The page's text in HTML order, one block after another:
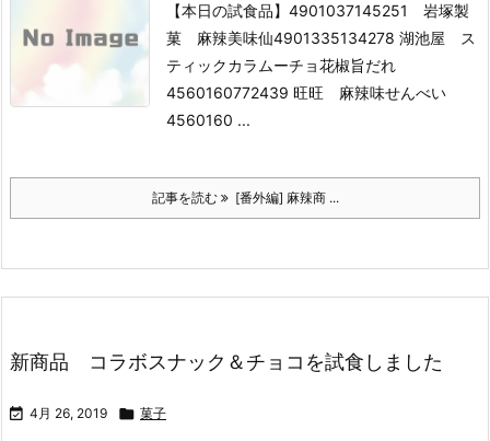
【本日の試食品】 4901037145251 岩塚製
菓 麻辣美味仙4901335134278 湖池屋 ス
ティックカラムーチョ花椒旨だれ
4560160772439 旺旺 麻辣味せんべい
4560160 ...
記事を読む [番外編] 麻辣商 ...
新商品 コラボスナック＆チョコを試食しました
 4月 26, 2019  菓子